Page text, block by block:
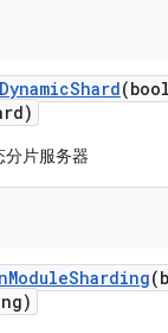
DynamicShard
片服务器
ModuleSharding